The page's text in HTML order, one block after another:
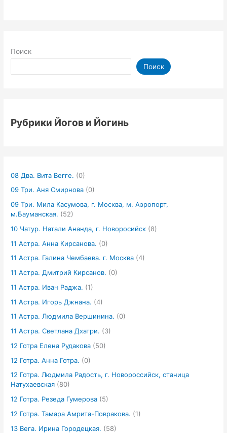
Поиск
Поиск
Рубрики Йогов и Йогинь
08 Два. Вита Вегге. (0)
09 Три. Аня Смирнова (0)
09 Три. Мила Касумова, г. Москва, м. Аэропорт,
м.Бауманская. (52)
10 Чатур. Натали Ананда, г. Новоросийск (8)
11 Астра. Анна Кирсанова. (0)
11 Астра. Галина Чембаева. г. Москва (4)
11 Астра. Дмитрий Кирсанов. (0)
11 Астра. Иван Раджа. (1)
11 Астра. Игорь Джнана. (4)
11 Астра. Людмила Вершинина. (0)
11 Астра. Светлана Дхатри. (3)
12 Готра Елена Рудакова (50)
12 Готра. Анна Готра. (0)
12 Готра. Людмила Радость, г. Новороссийск, станица
Натухаевская (80)
12 Готра. Резеда Гумерова (5)
12 Готра. Тамара Амрита-Повракова. (1)
13 Вега. Ирина Городецкая. (58)